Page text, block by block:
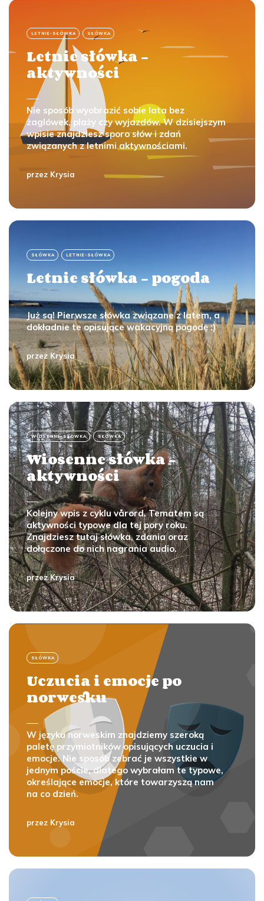
LETNIE-SŁÓWKA SŁÓWKA
Letnie słówka -
aktywności
Nie sposób wyobrazić sobie lata bez
żaglówek, plaży czy wyjazdów. W dzisiejszym
wpisie znajdziesz sporo słów i zdań
związanych z letnimi aktywnościami.
przez Krysia
SŁÓWKA LETNIE-SŁÓWKA
Letnie słówka - pogoda
Już są! Pierwsze słówka związane z latem, a
dokładnie te opisujące wakacyjną pogodę :)
przez Krysia
WIOSENNE-SLOWKA SŁÓWKA
Wiosenne słówka -
aktywności
Kolejny wpis z cyklu vårord. Tematem są
aktywności typowe dla tej pory roku.
Znajdziesz tutaj słówka, zdania oraz
dołączone do nich nagrania audio.
przezKrysia
SŁÓWKA
Uczucia i emocje po
norwesku
W języku norweskim znajdziemy szeroką
paletę przymiotników opisujących uczucia i
emocje. Nie sposób zebrać je wszystkie w
jednym poście, dlatego wybrałam te typowe,
określające emocje, które towarzyszą nam
na co dzień.
przez Krysia